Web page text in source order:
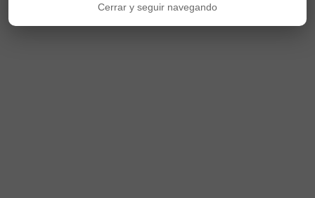
Cerrar y seguir navegando